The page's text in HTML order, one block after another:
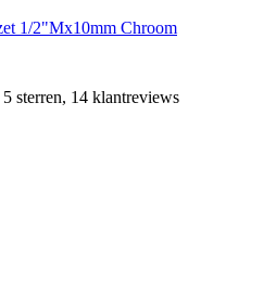
1/2"Mx10mm Chroom
sterren, 14 klantreviews